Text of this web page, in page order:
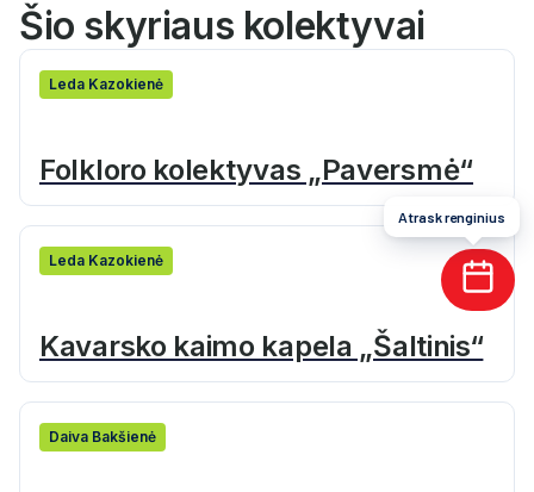
Šio skyriaus kolektyvai
Leda Kazokienė
Folkloro kolektyvas „Paversmė“
Leda Kazokienė
Kavarsko kaimo kapela „Šaltinis“
Daiva Bakšienė
Atrask renginius